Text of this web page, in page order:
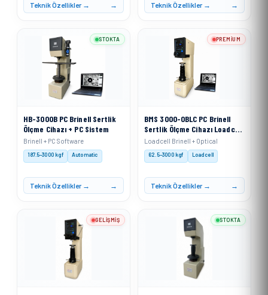
Teknik Özellikler → Teknik Özellikler →
HB-3000B PC Brinell Sertlik
Ölçme Cihazı + PC Sistem
Brinell + PC Software
187.5–3000 kgf Automatic
Teknik Özellikler →
STOKTA
BMS 3000-OBLC PC Brinell
Sertlik Ölçme Cihazı Loadcell
Sistemli + PC
Loadcell Brinell + Optical
62.5–3000 kgf Loadcell
Teknik Özellikler →
PREMIUM
GELIŞMIŞ STOKTA